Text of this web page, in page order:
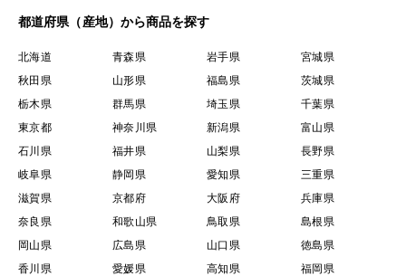
都道府県（産地）から商品を探す
北海道 青森県 岩手県
宮城県
秋田県
山形県 福島県
茨城県
栃木県
群馬県 埼玉県
千葉県
東京都
神奈川県 新潟県
富山県
石川県
福井県 山梨県
長野県
岐阜県
静岡県 愛知県
三重県
滋賀県
京都府 大阪府
兵庫県
奈良県
和歌山県 鳥取県
島根県
岡山県
広島県 山口県
徳島県
香川県
愛媛県 高知県
福岡県